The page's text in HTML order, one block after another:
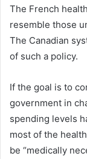
The French
resemble those
The Canadian
of such a policy.
If the goal is to
government in
spending levels
most of the
be “medically